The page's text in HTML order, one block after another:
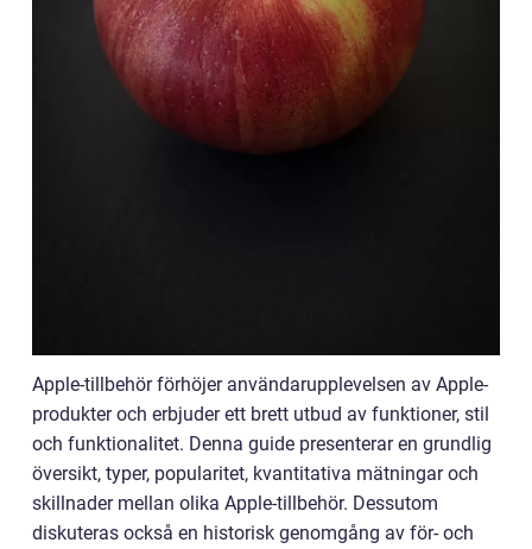
Apple-tillbehör förhöjer användarupplevelsen av Apple-
produkter och erbjuder ett brett utbud av funktioner, stil
och funktionalitet. Denna guide presenterar en grundlig
översikt, typer, popularitet, kvantitativa mätningar och
skillnader mellan olika Apple-tillbehör. Dessutom
diskuteras också en historisk genomgång av för- och